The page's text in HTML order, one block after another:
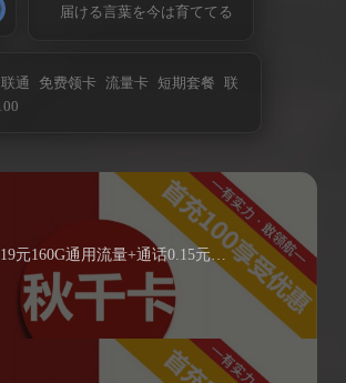
届ける言葉を今は育ててる
通 免费领卡 流量卡 短期套餐
联
联通秋千卡19元160G通用流量+通话0.15元/分钟